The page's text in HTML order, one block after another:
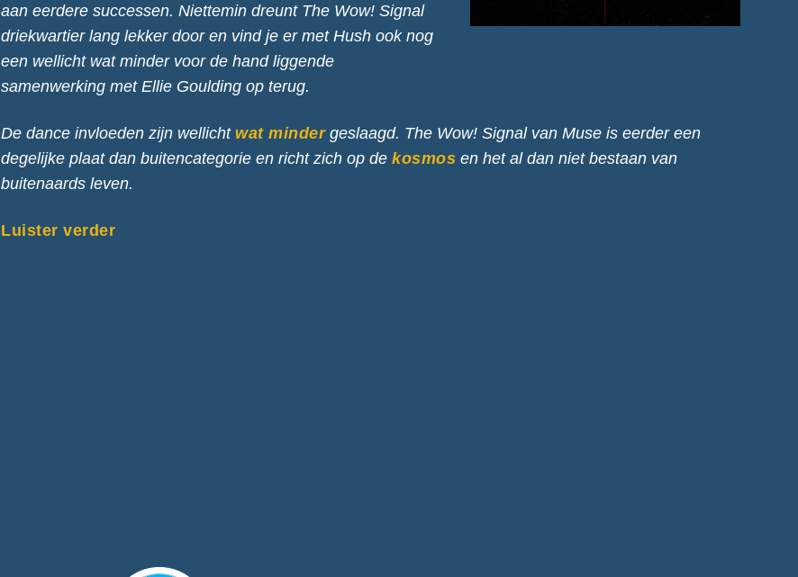
aan eerdere successen. Niettemin dreunt The Wow! Signal
driekwartier lang lekker door en vind je er metHush ook nog
een wellicht wat minder voor de hand liggende
samenwerking met Ellie Goulding op terug.
De dance invloeden zijn wellicht wat mindergeslaagd. The Wow! Signal van Muse is eerder een
degelijke plaat dan buitencategorie en richt zich op dekosmos en het al dan niet bestaan van
buitenaards leven.
Luister verder